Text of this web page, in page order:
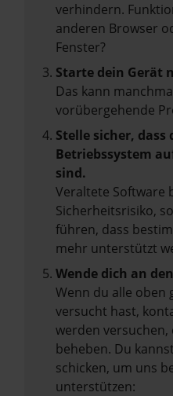
verhindern.
anderen Browser
Fenster?
Starte dein Gerät
Das kann
vorübergehende
Stelle sicher,
Betriebssystem
sind.
Veraltete Software
Sicherheitsrisiko,
führen, dass
mehr unterstützt
Wende dich an
Wenn du alle oben
versucht hast,
werden versuchen,
beheben. Du
schicken, um uns
unterstützen: